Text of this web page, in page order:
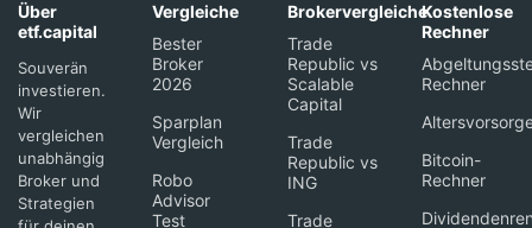
Über
etf.capital
Souverän
investieren.
Wir
vergleichen
unabhängig
Broker und
Strategien
Vergleiche
Bester
Broker
2026
Sparplan
Vergleich
Robo
Advisor
Test
Brokervergleiche
Trade
Republic vs
Scalable
Capital
Trade
Republic vs
ING
Trade
Kostenlose
Rechner
Rechner
Bitcoin-
Rechner